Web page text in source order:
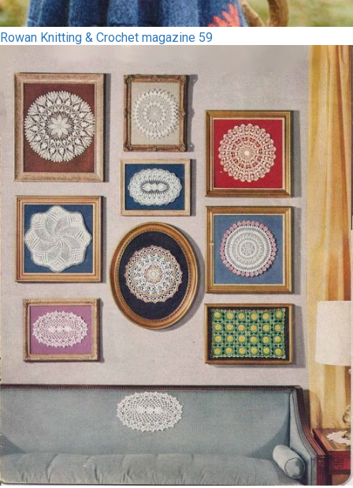
Rowan Knitting & Crochet magazine 59